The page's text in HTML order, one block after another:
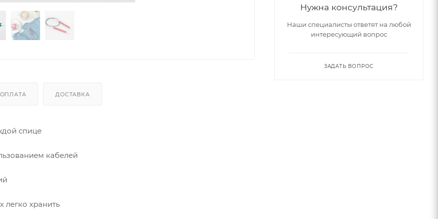
ОПЛАТА ДОСТАВКА
спице
кабелей
легко хранить
Нужна консультация?
Наши специалисты ответят на любой
интересующий вопрос
ЗАДАТЬ ВОПРОС